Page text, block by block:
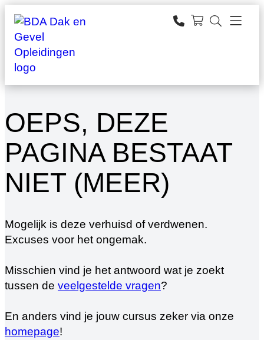
Ga
naar
de
inhoud
OEPS, DEZE
PAGINA BESTAAT
NIET (MEER)
Mogelijk is deze verhuisd of verdwenen.
Excuses voor het ongemak.
Misschien vind je het antwoord wat je zoekt
tussen de veelgestelde vragen?
En anders vind je jouw cursus zeker via onze
homepage!